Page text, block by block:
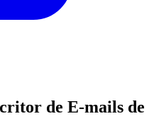
de E-mails de